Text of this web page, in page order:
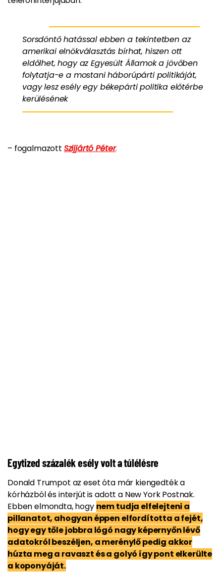
Sorsdöntő hatással ebben a tekintetben az
amerikai elnökválasztás bírhat, hiszen ott
eldőlhet, hogy az Egyesült Államok a jövőben
folytatja-e a mostani háborúpárti politikáját,
vagy lesz esély egy békepárti politika előtérbe
kerülésének
– fogalmazott Szijjártó Péter.
Egytized százalék esély volt a túlélésre
Donald Trumpot az eset óta már kiengedték a
kórházból és interjút is adott a New York Postnak.
Ebben elmondta, hogy nem tudja elfelejteni a
pillanatot, ahogyan éppen elfordította a fejét,
hogy egy tőle jobbra lógó nagy képernyőn lévő
adatokról beszéljen, a merénylő pedig akkor
húzta meg a ravaszt és a golyó így pont elkerülte
a koponyáját.